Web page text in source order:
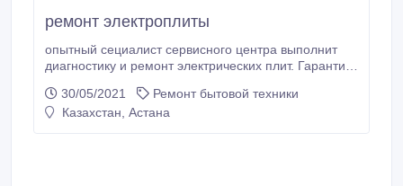
ремонт электроплиты
опытный сециалист сервисного центра выполнит
диагностику и ремонт электрических плит. Гарантия.
Оригинальные запчпсти, звоните!.
30/05/2021
Ремонт бытовой техники
Казахстан, Астана